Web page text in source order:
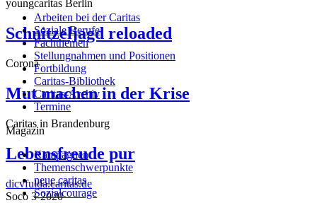
youngcaritas Berlin
Schnitzeljagd reloaded
Corona
Mut machen in der Krise
Caritas in Brandenburg
Lebensfreude pur
dicvfulda.caritas.de
Soco 3-2020
Arbeiten bei der Caritas
Soziale Berufe
Fachthemen
Stellungnahmen und Positionen
Fortbildung
Caritas-Bibliothek
Caritas-Archiv
Termine
Magazin
Kampagnen
Themenschwerpunkte
neue caritas
Sozialcourage